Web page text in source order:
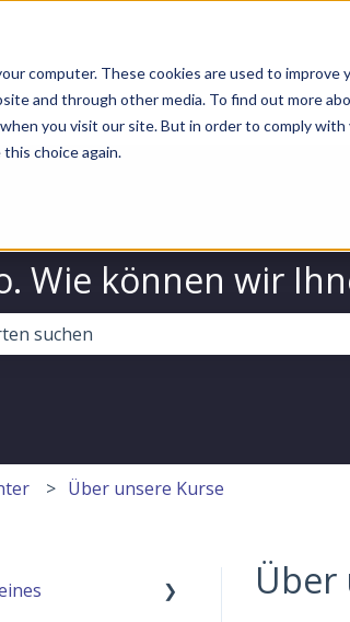
computer. These cookies are used to improve
and through other media. To find out more
you visit our site. But in order to comply
choice again.
Wie können wir
Über unsere Kurse
Über